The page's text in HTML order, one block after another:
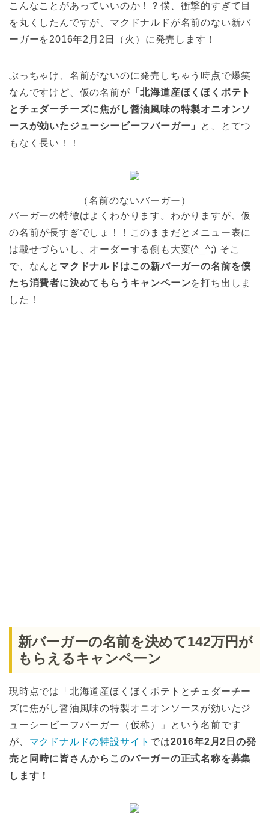
こんなことがあっていいのか！？僕、衝撃的すぎて目
を丸くしたんですが、マクドナルドが名前のない新バ
ーガーを2016年2月2日（火）に発売します！
ぶっちゃけ、名前がないのに発売しちゃう時点で爆笑
なんですけど、仮の名前が 「北海道産ほくほくポテト
とチェダーチーズに焦がし醤油風味の特製オニオンソ
ースが効いたジューシービーフバーガー」
と、とてつ
もなく長い！！
（名前のないバーガー）
バーガーの特徴はよくわかります。わかりますが、仮
の名前が長すぎでしょ！！このままだとメニュー表に
は載せづらいし、オーダーする側も大変(^_^;) そこ
で、なんと マクドナルドはこの新バーガーの名前を僕
たち消費者に決めてもらうキャンペーンを打ち出しま
した！
新バーガーの名前を決めて142万円が
もらえるキャンペーン
現時点では「北海道産ほくほくポテトとチェダーチー
ズに焦がし醤油風味の特製オニオンソースが効いたジ
ューシービーフバーガー（仮称）」という名前です
が、 マクドナルドの特設サイト では2016年2月2日の発
売と同時に皆さんからこのバーガーの正式名称を募集
します！